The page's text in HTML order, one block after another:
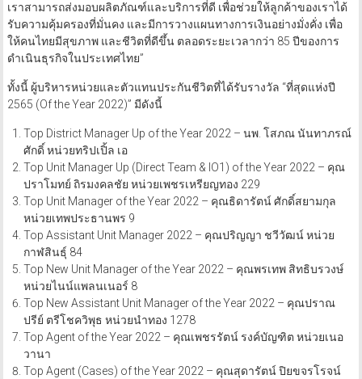
เราสามารถส่งมอบผลิตภัณฑ์และบริการที่ดี เพื่อช่วยให้ลูกค้าของเราได้
รับความคุ้มครองที่มั่นคง และมีการวางแผนทางการเงินอย่างมั่งคั่ง เพื่อ
ให้คนไทยมีสุขภาพ และชีวิตที่ดีขึ้น ตลอดระยะเวลากว่า 85 ปีของการ
ดำเนินธุรกิจในประเทศไทย”
ทั้งนี้ ผู้บริหารหน่วยและตัวแทนประกันชีวิตที่ได้รับรางวัล “ที่สุดแห่งปี
2565 (Of the Year 2022)” มีดังนี้
Top District Manager Up of the Year 2022 – นพ. โสภณ นันทาภรณ์
ศักดิ์ หน่วยทริปเปิ้ล เอ
Top Unit Manager Up (Direct Team & IO1) of the Year 2022 – คุณ
ปราโมทย์ ถิรมงคลชัย หน่วยเพชรเหรียญทอง 229
Top Unit Manager of the Year 2022 – คุณธิดารัตน์ ศักดิ์สยามกุล
หน่วยเทพประธานพร 9
Top Assistant Unit Manager 2022 – คุณปริญญา ชวีวัฒน์ หน่วย
กาฬสินธุ์ 84
Top New Unit Manager of the Year 2022 – คุณพรเทพ สิทธิบรวงษ์
หน่วยไนน์แพลนเนอร์ 8
Top New Assistant Unit Manager of the Year 2022 – คุณปราณ
ปรีย์ ตรีโชควิพุธ หน่วยนำทอง 1278
Top Agent of the Year 2022 – คุณเพชรรัตน์ รงค์บัญฑิต หน่วยเนอ
วานา
Top Agent (Cases) of the Year 2022 – คุณสุดารัตน์ ปิยขจรโรจน์